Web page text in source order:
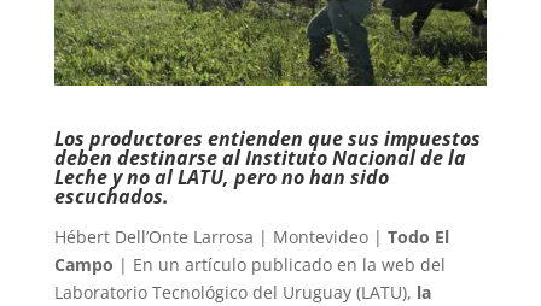
Los productores entienden que sus impuestos
deben destinarse al Instituto Nacional de la
Leche y no al LATU, pero no han sido
escuchados.
Hébert Dell’Onte Larrosa | Montevideo | Todo El
Campo | En un artículo publicado en la web del
Laboratorio Tecnológico del Uruguay (LATU), la